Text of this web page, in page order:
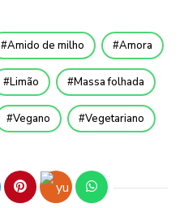
Amido de milho Amora
Limão Massa folhada
Vegano Vegetariano